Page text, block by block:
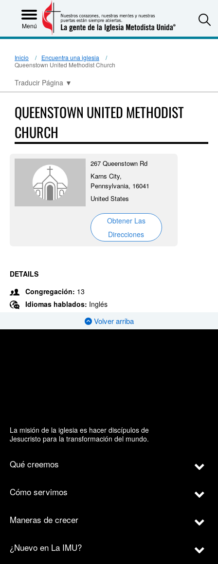
Menú
Inicio
Encuentra una iglesia
Queenstown United Methodist Church
Traducir Página ▼
QUEENSTOWN UNITED METHODIST
CHURCH
267 Queenstown Rd
Karns City,
Pennsylvania, 16041
United States
Obtener Las
Direcciones
DETAILS
Congregación: 13
Idiomas hablados: Inglés
Volver arriba
La misión de la iglesia es hacer discípulos de
Jesucristo para la transformación del mundo.
Qué creemos
Cómo servimos
Maneras de crecer
¿Nuevo en La IMU?